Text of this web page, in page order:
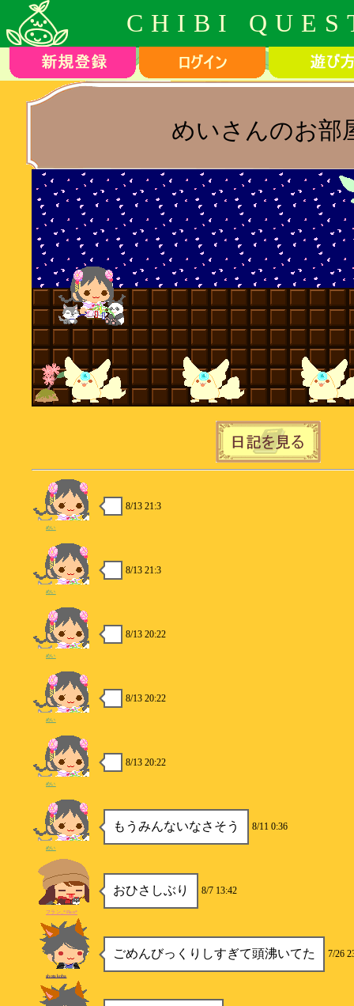
CHIBI
めいさんのお部
8/13 21:3
めい
8/13 21:3
めい
8/13 20:22
めい
8/13 20:22
めい
8/13 20:22
めい
もうみんないなさそう 8/11 0:36
めい
おひさしぶり 8/7 13:42
フラン_*Flan*
ごめんびっくりしすぎて頭沸いてた 7/26
shotakoba